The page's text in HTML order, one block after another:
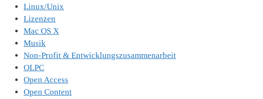
Linux/Unix
Lizenzen
Mac OS X
Musik
Non-Profit & Entwicklungszusammenarbeit
OLPC
Open Access
Open Content